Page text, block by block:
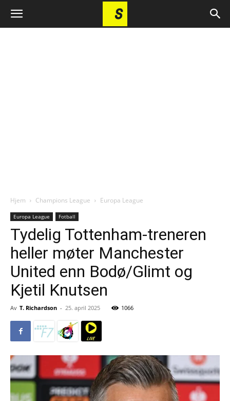
Hjem Champions League Europa League
Europa League Fotball
Tydelig Tottenham-treneren
heller møter Manchester
United enn Bodø/Glimt og
Kjetil Knutsen
Av T. Richardson - 25. april 2025 1066